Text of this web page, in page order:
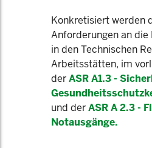
Konkretisiert werden
Anforderungen an die
in den Technischen
Arbeitsstätten, im
derASR A1.3 -
und derASR A 2.3 -
Notausgänge.